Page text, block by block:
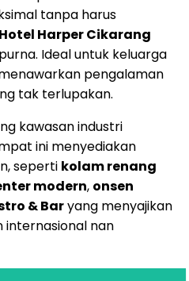
tanpa harus
Hotel Harper Cikarang
Ideal untuk keluarga
pengalaman
tak terlupakan.
kawasan industri
ini menyediakan
seperti kolam renang
modern, onsen
& Baryang menyajikan
internasional nan